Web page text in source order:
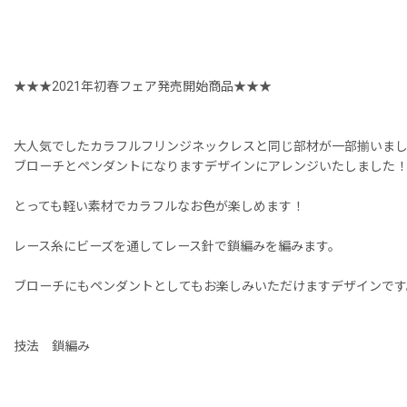
★★★2021年初春フェア発売開始商品★★★
大人気でしたカラフルフリンジネックレスと同じ部材が一部揃いま
ブローチとペンダントになりますデザインにアレンジいたしました！
とっても軽い素材でカラフルなお色が楽しめます！
レース糸にビーズを通してレース針で鎖編みを編みます。
ブローチにもペンダントとしてもお楽しみいただけますデザインです
技法 鎖編み